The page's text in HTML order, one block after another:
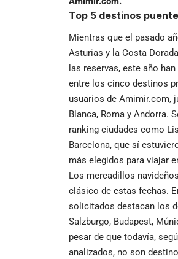
Top 5 destinos
Mientras que el pasado
Asturias y la Costa
las reservas, este año
entre los cinco destinos
usuarios de Amimir.com,
Blanca, Roma y Andorra.
ranking ciudades como
Barcelona, que sí
más elegidos para viajar
Los mercadillos
clásico de estas fechas.
solicitados destacan los
Salzburgo, Budapest,
pesar de que todavía,
analizados, no son